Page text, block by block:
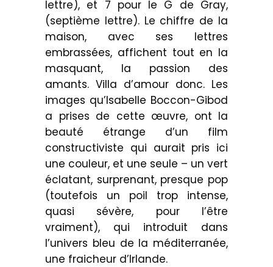
lettre), et 7 pour le G de Gray,
(septième lettre). Le chiffre de la
maison, avec ses lettres
embrassées, affichent tout en la
masquant, la passion des
amants. Villa d’amour donc. Les
images qu’Isabelle Boccon-Gibod
a prises de cette œuvre, ont la
beauté étrange d’un film
constructiviste qui aurait pris ici
une couleur, et une seule – un vert
éclatant, surprenant, presque pop
(toutefois un poil trop intense,
quasi sévère, pour l’être
vraiment), qui introduit dans
l’univers bleu de la méditerranée,
une fraicheur d’Irlande.